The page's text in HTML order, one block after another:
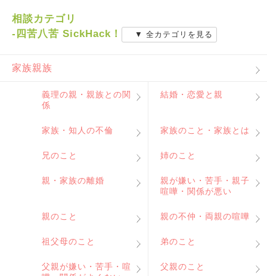
相談カテゴリ
-四苦八苦 SickHack！
▼ 全カテゴリを見る
家族親族
義理の親・親族との関
係
結婚・恋愛と親
家族・知人の不倫 家族のこと・家族とは
兄のこと 姉のこと
親・家族の離婚
親が嫌い・苦手・親子
喧嘩・関係が悪い
親のこと 親の不仲・両親の喧嘩
祖父母のこと 弟のこと
父親が嫌い・苦手・喧
父親のこと